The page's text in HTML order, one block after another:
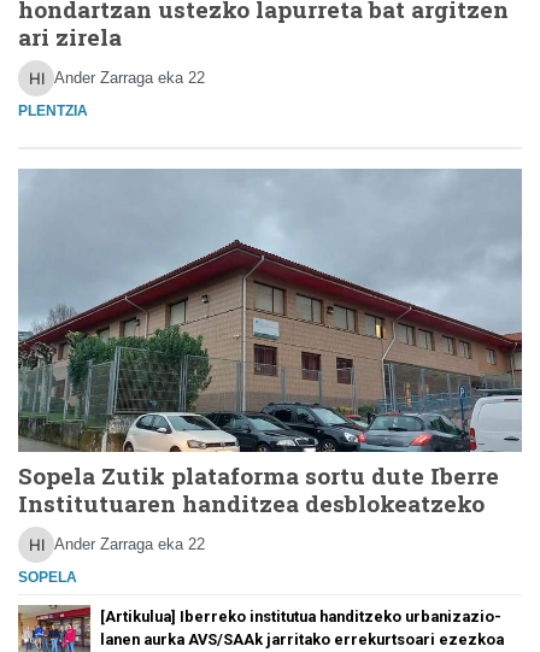
hondartzan ustezko lapurreta bat argitzen
ari zirela
Ander Zarraga eka 22
PLENTZIA
Sopela Zutik plataforma sortu dute Iberre
Institutuaren handitzea desblokeatzeko
Ander Zarraga eka 22
SOPELA
[Artikulua] Iberreko institutua handitzeko urbanizazio-
lanen aurka AVS/SAAk jarritako errekurtsoari ezezkoa